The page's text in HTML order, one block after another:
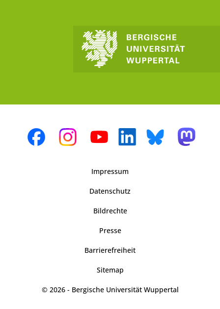
Impressum
Datenschutz
Bildrechte
Presse
Barrierefreiheit
Sitemap
© 2026 - Bergische Universität Wuppertal